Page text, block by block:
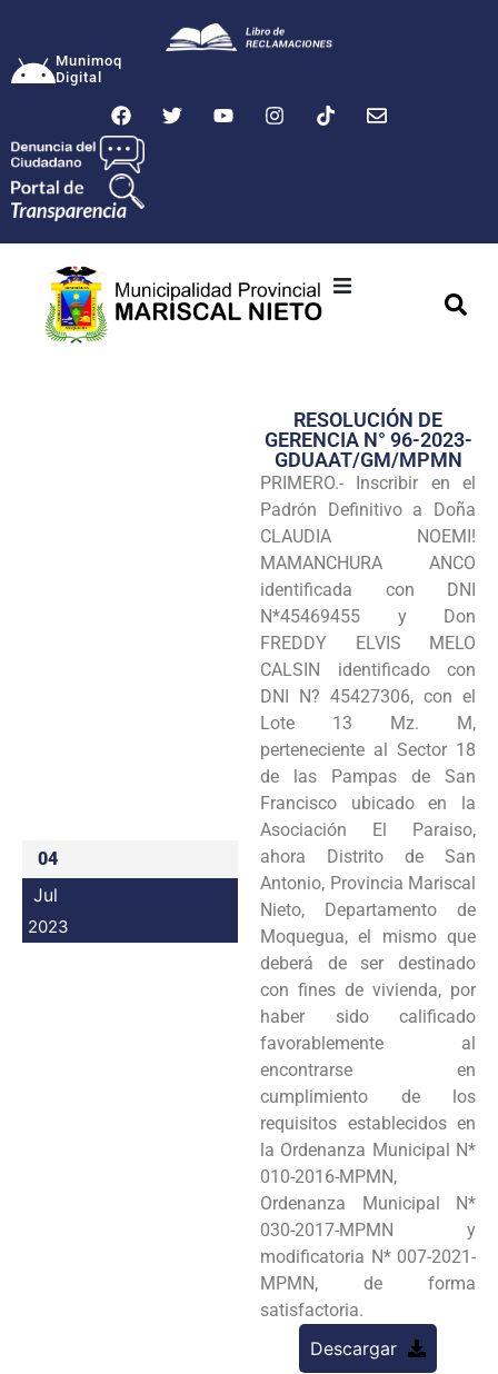
Munimoq
Digital
Transparencia
Seguridad
Programas
Intranet
04
Jul
2023
RESOLUCIÓN DE
GERENCIA N° 96-2023-
GDUAAT/GM/MPMN
PRIMERO.- Inscribir en el
Padrón Definitivo a Doña
CLAUDIA NOEMI!
MAMANCHURA ANCO
identificada con DNI
N*45469455 y Don
FREDDY ELVIS MELO
CALSIN identificado con
DNI N? 45427306, con el
Lote 13 Mz. M,
perteneciente al Sector 18
de las Pampas de San
Francisco ubicado en la
Asociación El Paraiso,
ahora Distrito de San
Antonio, Provincia Mariscal
Nieto, Departamento de
Moquegua, el mismo que
deberá de ser destinado
con fines de vivienda, por
haber sido calificado
favorablemente al
encontrarse en
cumplimiento de los
requisitos establecidos en
la Ordenanza Municipal N*
010-2016-MPMN,
Ordenanza Municipal N*
030-2017-MPMN y
modificatoria N* 007-2021-
MPMN, de forma
satisfactoria.
Descargar